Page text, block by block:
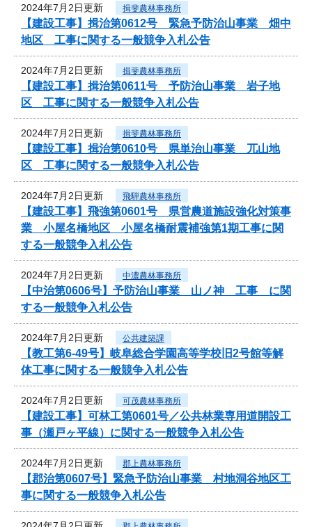
2024年7月2日更新 揖斐農林事務所
【建設工事】揖治第0612号 緊急予防治山事業 畑中
地区 工事に関する一般競争入札公告
2024年7月2日更新 揖斐農林事務所
【建設工事】揖治第0611号 予防治山事業 岩子地
区 工事に関する一般競争入札公告
2024年7月2日更新 揖斐農林事務所
【建設工事】揖治第0610号 県単治山事業 兀山地
区 工事に関する一般競争入札公告
2024年7月2日更新 飛騨農林事務所
【建設工事】飛強第0601号 県営農道施設強化対策事
業 小屋名橋地区 小屋名橋耐震補強第1期工事に関
する一般競争入札公告
2024年7月2日更新 中濃農林事務所
【中治第0606号】予防治山事業 山ノ神 工事 に関
する一般競争入札公告
2024年7月2日更新 公共建築課
【教工第6-49号】岐阜総合学園高等学校旧2号館等解
体工事に関する一般競争入札公告
2024年7月2日更新 可茂農林事務所
【建設工事】可林工第0601号／公共林業専用道開設工
事（瀬戸ヶ平線）に関する一般競争入札公告
2024年7月2日更新 郡上農林事務所
【郡治第0607号】緊急予防治山事業 村地洞谷地区工
事に関する一般競争入札公告